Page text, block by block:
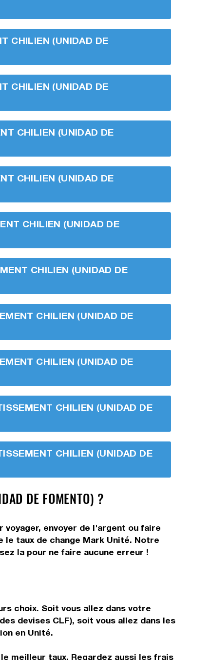
CHILIEN (UNIDAD DE
CHILIEN (UNIDAD DE
CHILIEN (UNIDAD DE
CHILIEN (UNIDAD DE
CHILIEN (UNIDAD DE
CHILIEN (UNIDAD DE
CHILIEN (UNIDAD DE
CHILIEN (UNIDAD DE
CHILIEN (UNIDAD DE
CHILIEN (UNIDAD DE
DE FOMENTO) ?
voyager, envoyer de l'argent ou faire
taux de change Mark Unité. Notre
la pour ne faire aucune erreur !
choix. Soit vous allez dans votre
devises CLF), soit vous allez dans les
en Unité.
meilleur taux. Regardez aussi les frais